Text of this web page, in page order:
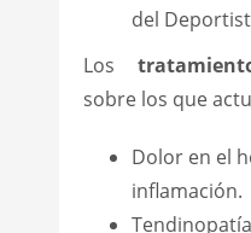
del
Los
sobre los que
Dolor en el
inflamación.